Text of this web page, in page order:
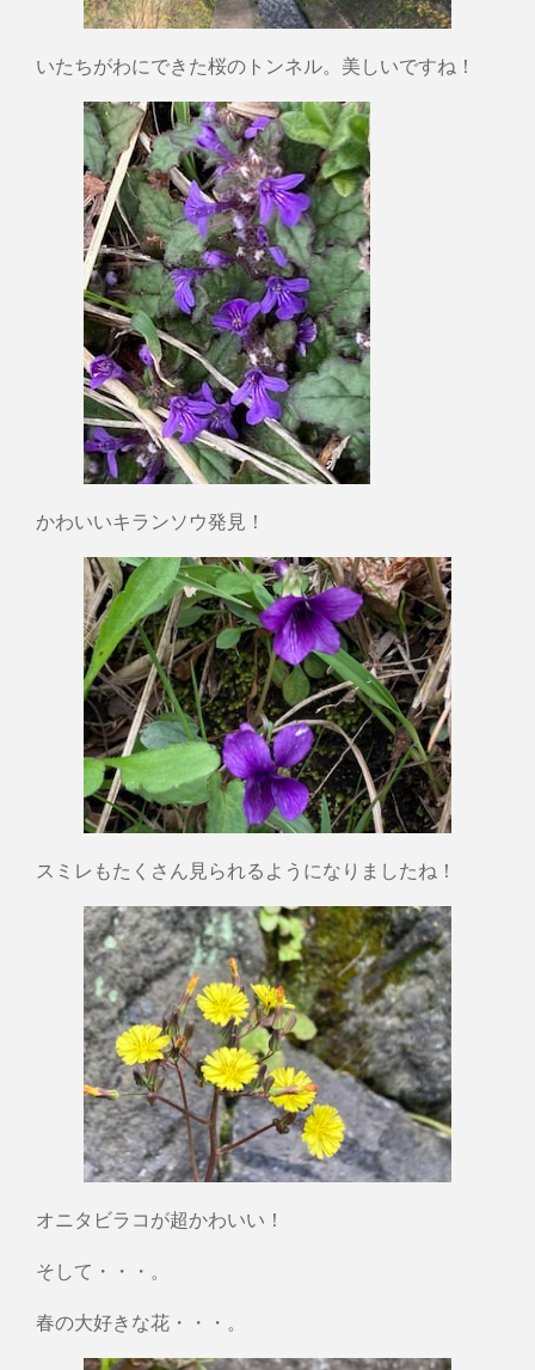
いたちがわにできた桜のトンネル。美しいですね！
かわいいキランソウ発見！
スミレもたくさん見られるようになりましたね！
オニタビラコが超かわいい！
そして・・・。
春の大好きな花・・・。